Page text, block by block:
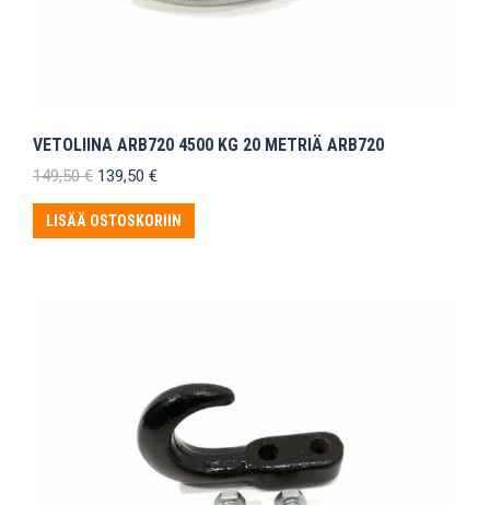
VETOLIINA ARB720 4500 KG 20 METRIÄ ARB720
149,50€ Alkuperäinen
oli:
149,50 €.
139,50 €Nykyinen
on:
139,50 €.
LISÄÄ OSTOSKORIIN